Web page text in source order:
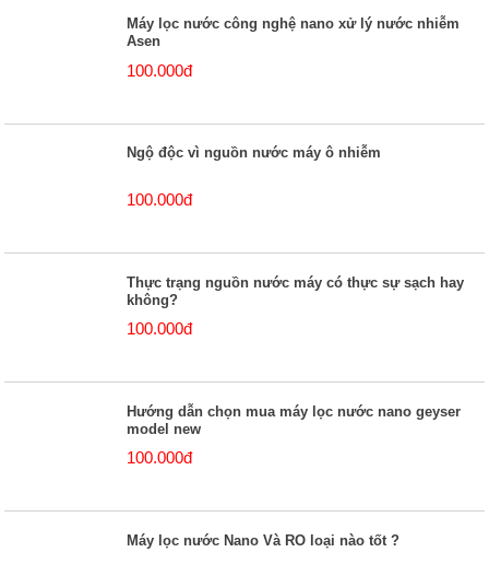
Máy lọc nước công nghệ nano xử lý nước nhiễm
Asen
100.000đ
Ngộ độc vì nguồn nước máy ô nhiễm
100.000đ
Thực trạng nguồn nước máy có thực sự sạch hay
không?
100.000đ
Hướng dẫn chọn mua máy lọc nước nano geyser
model new
100.000đ
Máy lọc nước Nano Và RO loại nào tốt ?